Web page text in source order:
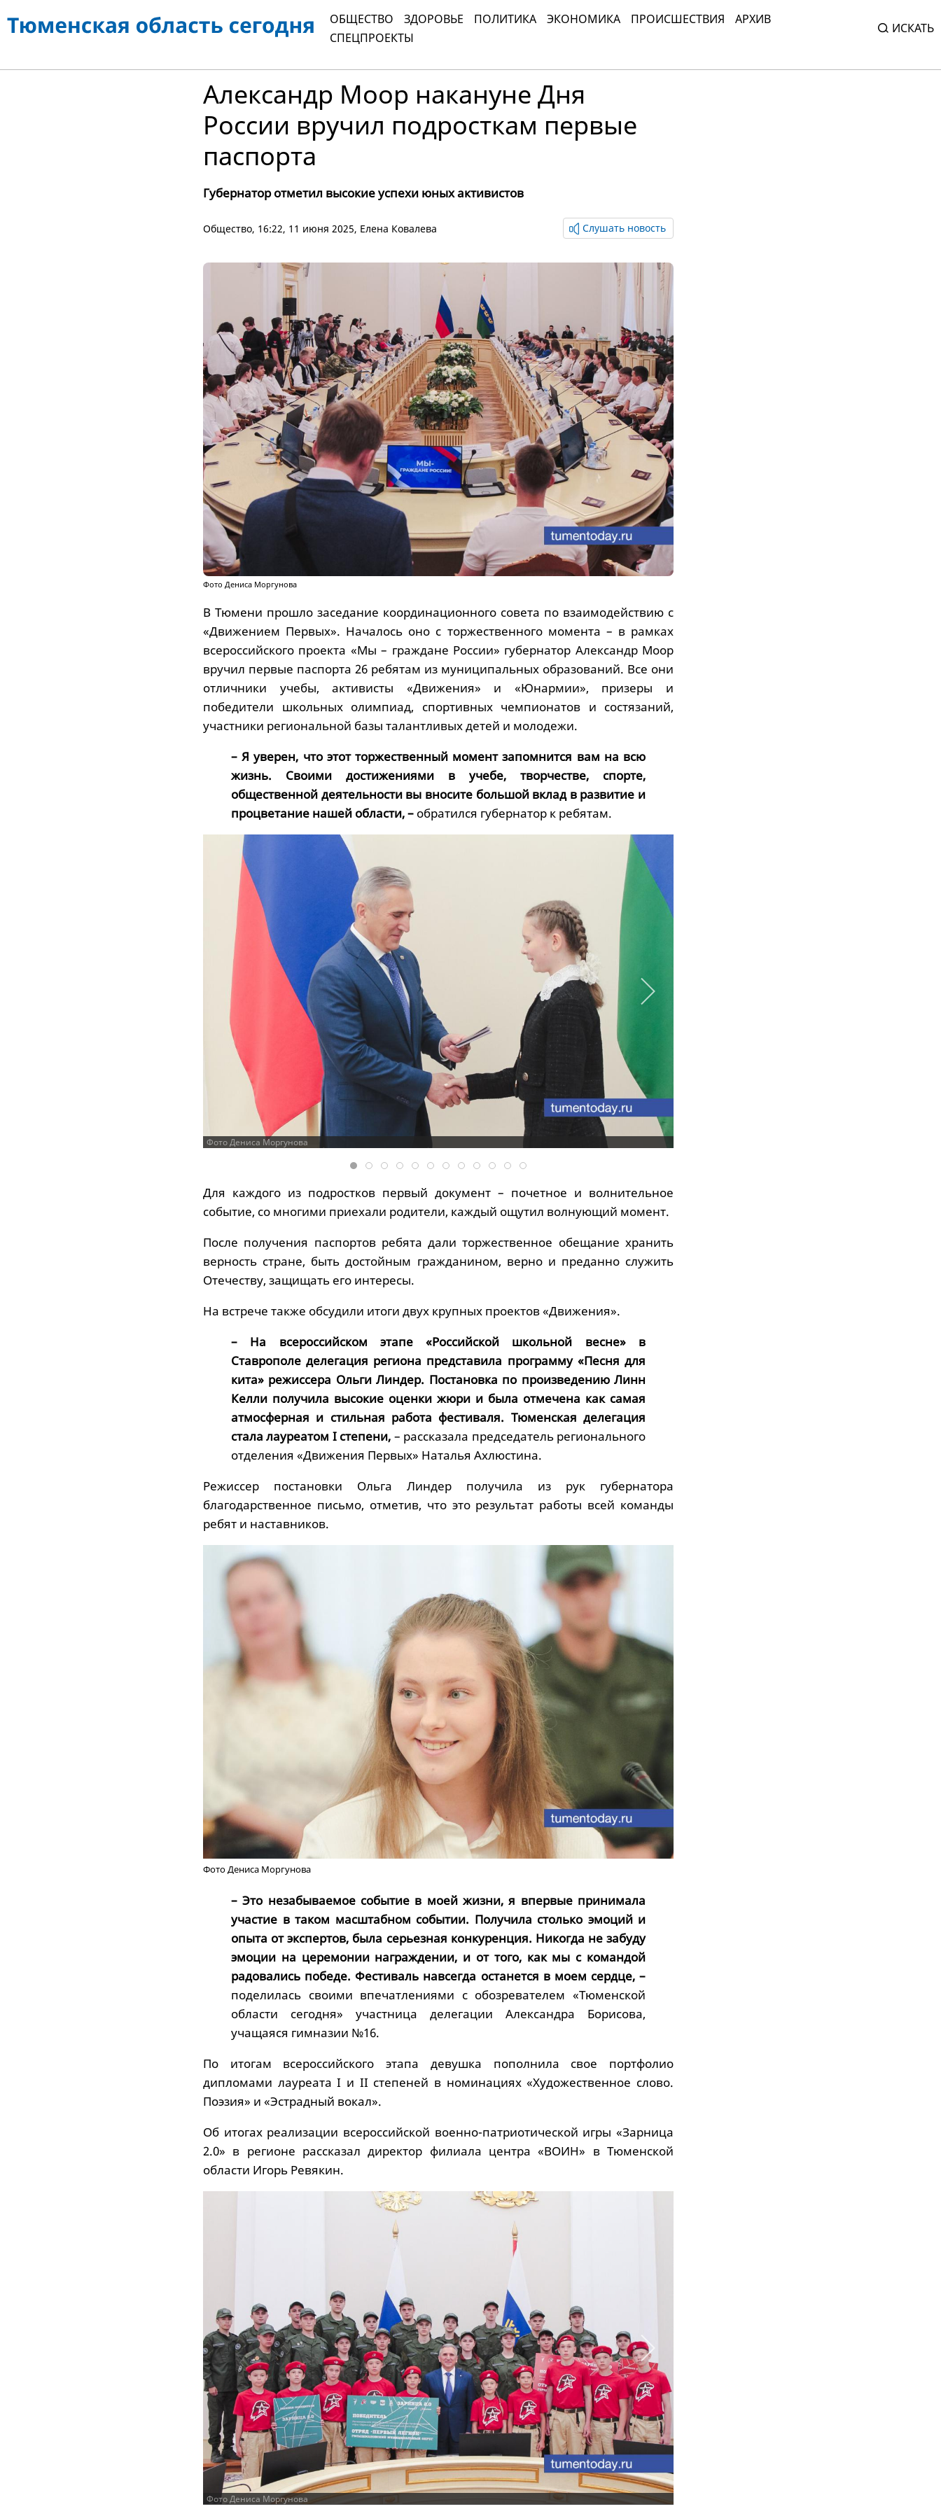
ОБЩЕСТВО ЗДОРОВЬЕ ПОЛИТИКА ЭКОНОМИКА ПРОИСШЕСТВИЯ
АРХИВ
СПЕЦПРОЕКТЫ
ИСКАТЬ
Александр Моор накануне Дня
России вручил подросткам первые
паспорта
Губернатор отметил высокие успехи юных активистов
Общество, 16:22, 11 июня 2025, Елена Ковалева Слушать новость
Фото Дениса Моргунова
В Тюмени прошло заседание координационного совета по взаимодействию с
«Движением Первых». Началось оно с торжественного момента – в рамках
всероссийского проекта «Мы – граждане России» губернатор Александр Моор
вручил первые паспорта 26 ребятам из муниципальных образований. Все они
отличники учебы, активисты «Движения» и «Юнармии», призеры и
победители школьных олимпиад, спортивных чемпионатов и состязаний,
участники региональной базы талантливых детей и молодежи.
– Я уверен, что этот торжественный момент запомнится вам на всю
жизнь. Своими достижениями в учебе, творчестве, спорте,
общественной деятельности вы вносите большой вклад в развитие и
процветание нашей области, – обратился губернатор к ребятам.
Фото Дениса Моргунова
Для каждого из подростков первый документ – почетное и волнительное
событие, со многими приехали родители, каждый ощутил волнующий момент.
После получения паспортов ребята дали торжественное обещание хранить
верность стране, быть достойным гражданином, верно и преданно служить
Отечеству, защищать его интересы.
На встрече также обсудили итоги двух крупных проектов «Движения».
– На всероссийском этапе «Российской школьной весне» в
Ставрополе делегация региона представила программу «Песня для
кита» режиссера Ольги Линдер. Постановка по произведению Линн
Келли получила высокие оценки жюри и была отмечена как самая
атмосферная и стильная работа фестиваля. Тюменская делегация
стала лауреатом I степени, – рассказала председатель регионального
отделения «Движения Первых» Наталья Ахлюстина.
Режиссер постановки Ольга Линдер получила из рук губернатора
благодарственное письмо, отметив, что это результат работы всей команды
ребят и наставников.
Фото Дениса Моргунова
– Это незабываемое событие в моей жизни, я впервые принимала
участие в таком масштабном событии. Получила столько эмоций и
опыта от экспертов, была серьезная конкуренция. Никогда не забуду
эмоции на церемонии награждении, и от того, как мы с командой
радовались победе. Фестиваль навсегда останется в моем сердце, –
поделилась своими впечатлениями с обозревателем «Тюменской
области сегодня» участница делегации Александра Борисова,
учащаяся гимназии №16.
По итогам всероссийского этапа девушка пополнила свое портфолио
дипломами лауреата I и II степеней в номинациях «Художественное слово.
Поэзия» и «Эстрадный вокал».
Об итогах реализации всероссийской военно-патриотической игры «Зарница
2.0» в регионе рассказал директор филиала центра «ВОИН» в Тюменской
области Игорь Ревякин.
Фото Дениса Моргунова